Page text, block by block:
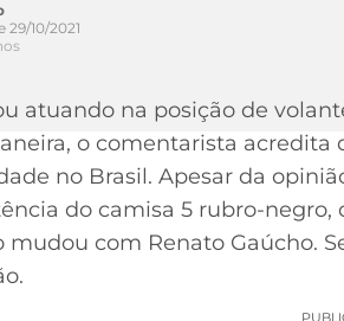
29/10/2021
atuando na posição de
o comentarista
no Brasil. Apesar da
do camisa 5 rubro-
mudou com Renato Gaúcho.